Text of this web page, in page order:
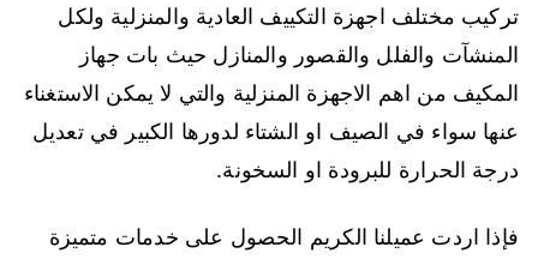
تركيب مختلف اجهزة التكييف العادية والمنزلية ولكل
المنشآت والفلل والقصور والمنازل حيث بات جهاز
المكيف من اهم الاجهزة المنزلية والتي لا يمكن الاستغناء
عنها سواء في الصيف او الشتاء لدورها الكبير في تعديل
درجة الحرارة للبرودة او السخونة.
فإذا اردت عميلنا الكريم الحصول على خدمات متميزة